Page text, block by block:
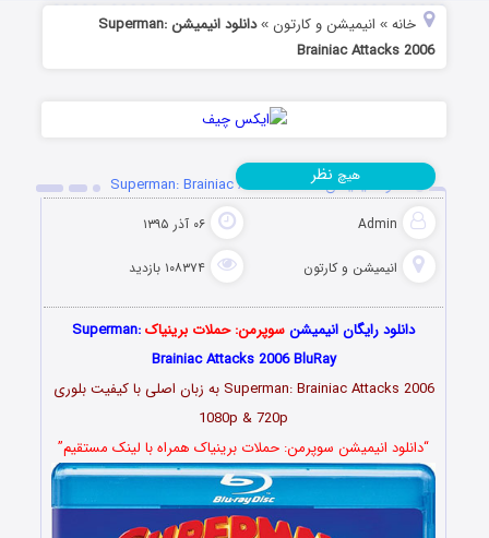
خانه » انیمیشن و کارتون »
دانلود انیمیشن Superman:
Brainiac Attacks 2006
دانلود انیمیشن Superman: Brainiac Attacks 2006
Admin ۰۶ آذر ۱۳۹۵
انیمیشن و کارتون ۱۰۸۳۷۴ بازدید
هیچ نظر
دانلود رایگان انیمیشنسوپرمن: حملات برینیاکSuperman:
Brainiac Attacks 2006 BluRay
Superman: Brainiac Attacks 2006 به زبان اصلی با کیفیت بلوری
1080p & 720p
“دانلود انیمیشن سوپرمن: حملات برینیاک همراه با لینک مستقیم”